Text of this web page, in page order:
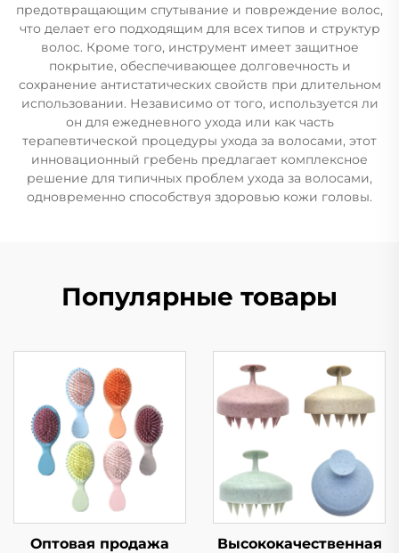
предотвращающим спутывание и повреждение волос,
что делает его подходящим для всех типов и структур
волос. Кроме того, инструмент имеет защитное
покрытие, обеспечивающее долговечность и
сохранение антистатических свойств при длительном
использовании. Независимо от того, используется ли
он для ежедневного ухода или как часть
терапевтической процедуры ухода за волосами, этот
инновационный гребень предлагает комплексное
решение для типичных проблем ухода за волосами,
одновременно способствуя здоровью кожи головы.
Популярные товары
Оптовая продажа
Высококачественная